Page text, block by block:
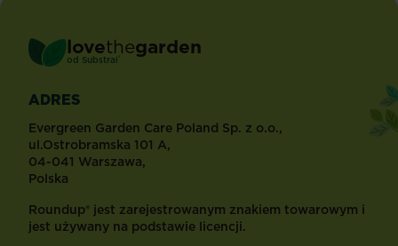
lovethegarden
od Substral ®
ADRES
Evergreen Garden Care Poland Sp. z o.o.,
ul.Ostrobramska 101 A,
04-041 Warszawa,
Polska
Roundup® jest zarejestrowanym znakiem towarowym i
jest używany na podstawie licencji.